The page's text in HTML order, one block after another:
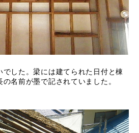
した。梁には建てられた日付と棟
名前が墨で記されていました。